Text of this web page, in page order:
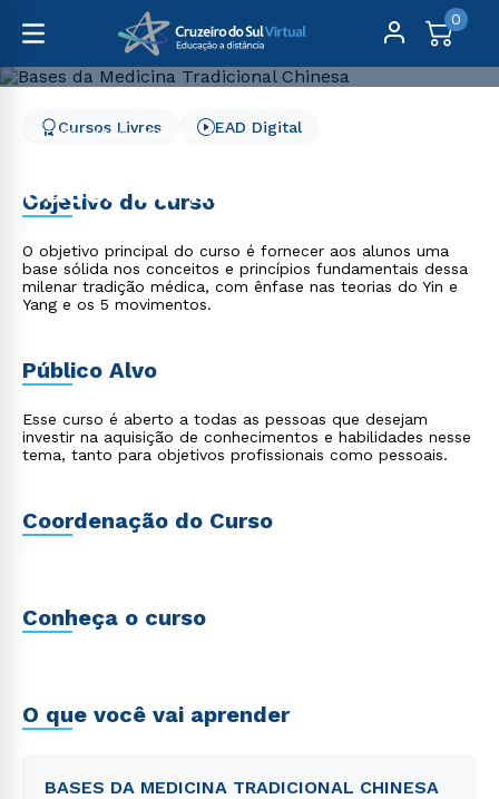
0
Cursos Livres
Saúde
Bases da Medicina
Tradicional Chinesa
Cursos Livres EAD Digital
Objetivo do curso
O objetivo principal do curso é fornecer aos alunos uma
base sólida nos conceitos e princípios fundamentais dessa
milenar tradição médica, com ênfase nas teorias do Yin e
Yang e os 5 movimentos.
Público Alvo
Esse curso é aberto a todas as pessoas que desejam
investir na aquisição de conhecimentos e habilidades nesse
tema, tanto para objetivos profissionais como pessoais.
Coordenação do Curso
Conheça o curso
O que você vai aprender
BASES DA MEDICINA TRADICIONAL CHINESA